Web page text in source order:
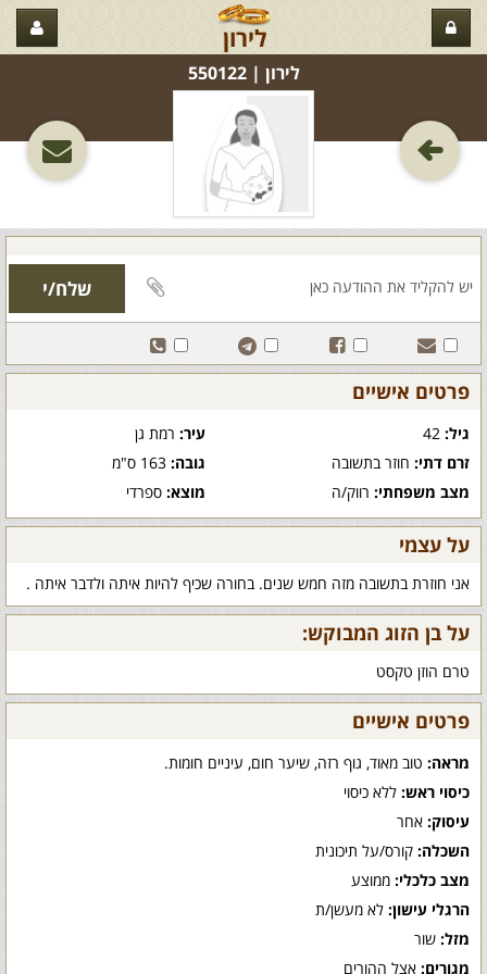
לירון
לירון‏ | 550122
פרטים אישיים
גיל: עיר:רמת גן
זרם דתי: חוזר בתשובה גובה:163 ס"מ
מצב משפחתי: רווק/ה מוצא:ספרדי
על עצמי
אני חוזרת בתשובה מזה חמש שנים. בחורה שכיף להיות איתה ולדבר איתה .
על בן הזוג המבוקש:
טרם הוזן טקסט
פרטים אישיים
מראה: טוב מאוד, גוף רזה, שיער חום, עיניים חומות.
כיסוי ראש: ללא כיסוי
עיסוק: אחר
השכלה: קורס/על תיכונית
מצב כלכלי: ממוצע
הרגלי עישון: לא מעשן/ת
מזל: שור
מגורים: אצל ההורים